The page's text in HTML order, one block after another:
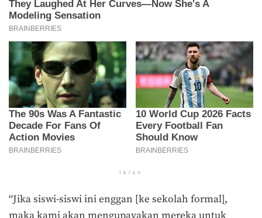
Iklan
“Jika siswi-siswi ini enggan [ke sekolah formal],